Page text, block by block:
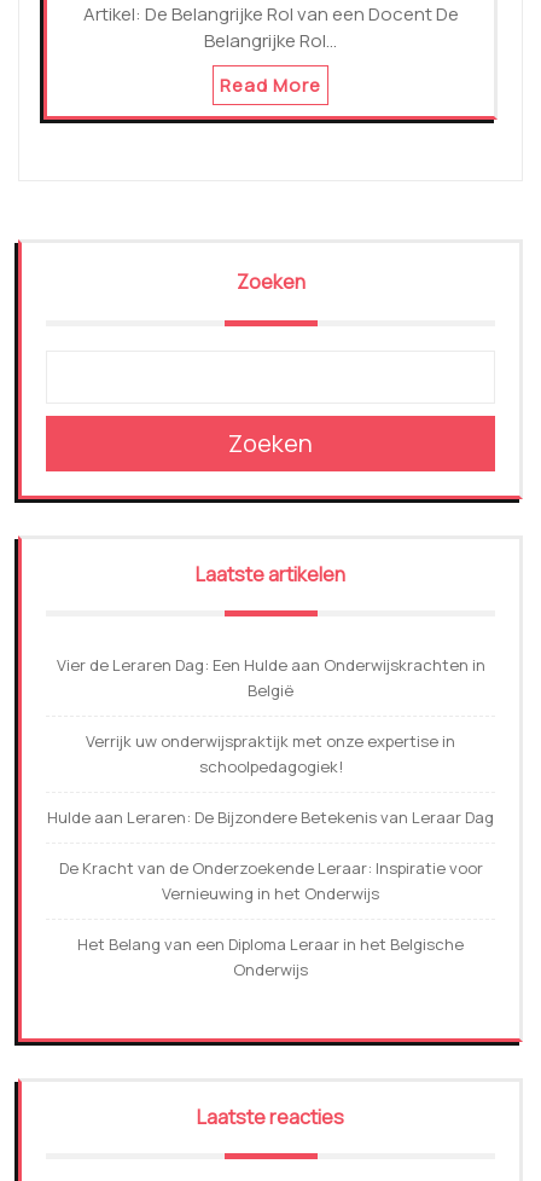
Artikel: De Belangrijke Rol van een Docent De
Belangrijke Rol…
Read More
Zoeken
Zoeken
Laatste artikelen
Vier de Leraren Dag: Een Hulde aan Onderwijskrachten in
België
Verrijk uw onderwijspraktijk met onze expertise in
schoolpedagogiek!
Hulde aan Leraren: De Bijzondere Betekenis van Leraar Dag
De Kracht van de Onderzoekende Leraar: Inspiratie voor
Vernieuwing in het Onderwijs
Het Belang van een Diploma Leraar in het Belgische
Onderwijs
Laatste reacties